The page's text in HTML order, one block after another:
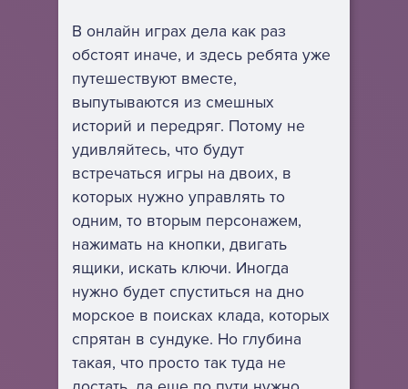
В онлайн играх дела как раз
обстоят иначе, и здесь ребята уже
путешествуют вместе,
выпутываются из смешных
историй и передряг. Потому не
удивляйтесь, что будут
встречаться игры на двоих, в
которых нужно управлять то
одним, то вторым персонажем,
нажимать на кнопки, двигать
ящики, искать ключи. Иногда
нужно будет спуститься на дно
морское в поисках клада, которых
спрятан в сундуке. Но глубина
такая, что просто так туда не